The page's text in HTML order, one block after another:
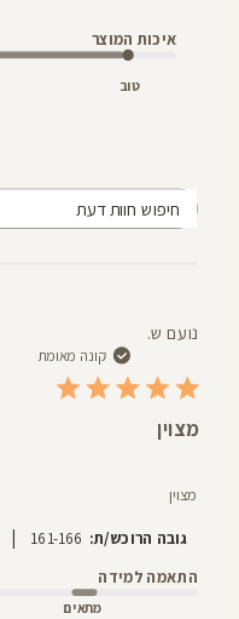
איכות המוצר
טוב
נועם ש.
קונה מאומת
מצוין
מצוין
גובה הרוכש/ת: 161-166
|
התאמה למידה
מתאים